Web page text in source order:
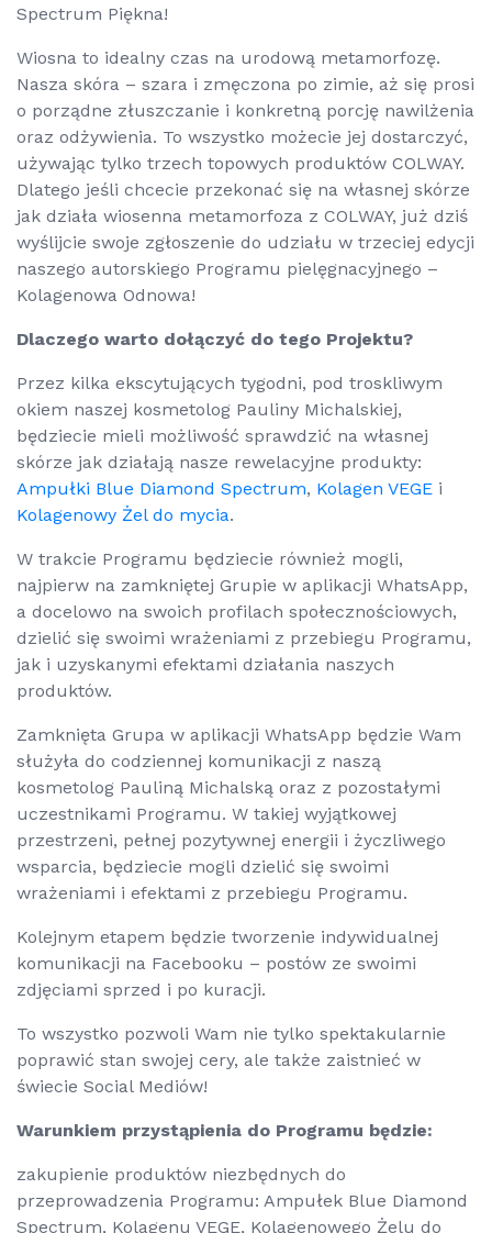
Spectrum Piękna!
Wiosna to idealny czas na urodową metamorfozę.
Nasza skóra – szara i zmęczona po zimie, aż się prosi
o porządne złuszczanie i konkretną porcję nawilżenia
oraz odżywienia. To wszystko możecie jej dostarczyć,
używając tylko trzech topowych produktów COLWAY.
Dlatego jeśli chcecie przekonać się na własnej skórze
jak działa wiosenna metamorfoza z COLWAY, już dziś
wyślijcie swoje zgłoszenie do udziału w trzeciej edycji
naszego autorskiego Programu pielęgnacyjnego –
Kolagenowa Odnowa!
Dlaczego warto dołączyć do tego Projektu?
Przez kilka ekscytujących tygodni, pod troskliwym
okiem naszej kosmetolog Pauliny Michalskiej,
będziecie mieli możliwość sprawdzić na własnej
skórze jak działają nasze rewelacyjne produkty:
Ampułki Blue Diamond Spectrum, Kolagen VEGE i
Kolagenowy Żel do mycia.
W trakcie Programu będziecie również mogli,
najpierw na zamkniętej Grupie w aplikacji WhatsApp,
a docelowo na swoich profilach społecznościowych,
dzielić się swoimi wrażeniami z przebiegu Programu,
jak i uzyskanymi efektami działania naszych
produktów.
Zamknięta Grupa w aplikacji WhatsApp będzie Wam
służyła do codziennej komunikacji z naszą
kosmetolog Pauliną Michalską oraz z pozostałymi
uczestnikami Programu. W takiej wyjątkowej
przestrzeni, pełnej pozytywnej energii i życzliwego
wsparcia, będziecie mogli dzielić się swoimi
wrażeniami i efektami z przebiegu Programu.
Kolejnym etapem będzie tworzenie indywidualnej
komunikacji na Facebooku – postów ze swoimi
zdjęciami sprzed i po kuracji.
To wszystko pozwoli Wam nie tylko spektakularnie
poprawić stan swojej cery, ale także zaistnieć w
świecie Social Mediów!
Warunkiem przystąpienia do Programu będzie:
zakupienie produktów niezbędnych do
przeprowadzenia Programu: Ampułek Blue Diamond
Spectrum, Kolagenu VEGE, Kolagenowego Żelu do